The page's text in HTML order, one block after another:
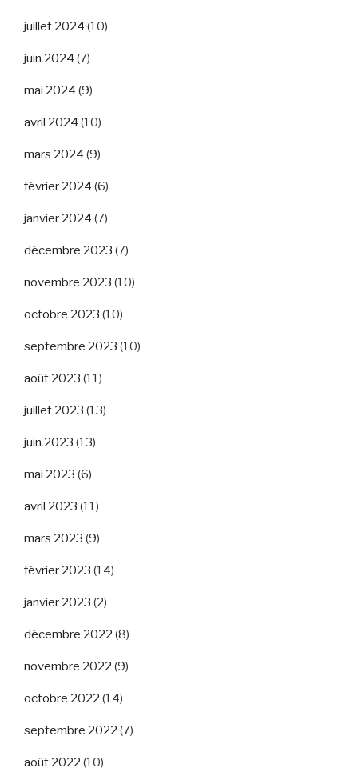
juillet 2024 (10)
juin 2024 (7)
mai 2024 (9)
avril 2024 (10)
mars 2024 (9)
février 2024 (6)
janvier 2024 (7)
décembre 2023 (7)
novembre 2023 (10)
octobre 2023 (10)
septembre 2023 (10)
août 2023 (11)
juillet 2023 (13)
juin 2023 (13)
mai 2023 (6)
avril 2023 (11)
mars 2023 (9)
février 2023 (14)
janvier 2023 (2)
décembre 2022 (8)
novembre 2022 (9)
octobre 2022 (14)
septembre 2022 (7)
août 2022 (10)